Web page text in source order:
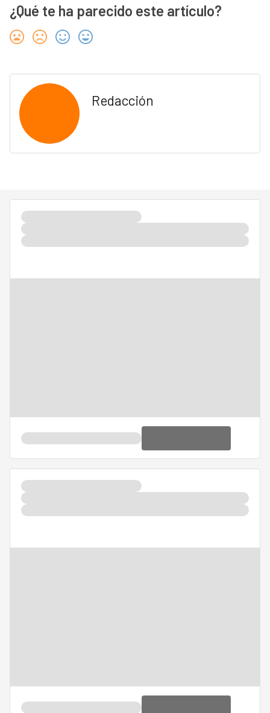
¿Qué te ha parecido este artículo?
Redacción